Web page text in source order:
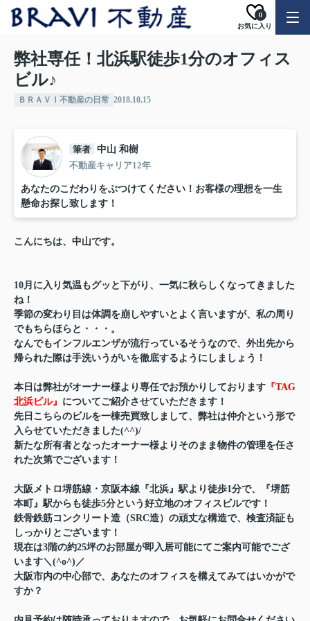
お気に入り
0
弊社専任！北浜駅徒歩1分のオフィス
ビル♪
ＢＲＡＶＩ不動産の日常 2018.10.15
筆者 中山 和樹
不動産キャリア12年
あなたのこだわりをぶつけてください！お客様の理想を一生
懸命お探し致します！
こんにちは、中山です。
10月に入り気温もグッと下がり、一気に秋らしくなってきました
ね！
季節の変わり目は体調を崩しやすいとよく言いますが、私の周り
でもちらほらと・・・。
なんでもインフルエンザが流行っているそうなので、外出先から
帰られた際は手洗いうがいを徹底するようにしましょう！
本日は弊社がオーナー様より専任でお預かりしております 『TAG
北浜ビル』 についてご紹介させていただきます！
先日こちらのビルを一棟売買致しまして、弊社は仲介という形で
入らせていただきました(^^)/
新たな所有者となったオーナー様よりそのまま物件の管理を任さ
れた次第でございます！
大阪メトロ堺筋線・京阪本線『北浜』駅より徒歩1分で、『堺筋
本町』駅からも徒歩5分という好立地のオフィスビルです！
鉄骨鉄筋コンクリート造（SRC造）の頑丈な構造で、検査済証も
しっかりとございます！
現在は3階の約25坪のお部屋が即入居可能にてご案内可能でござ
います＼(^o^)／
大阪市内の中心部で、あなたのオフィスを構えてみてはいかがで
すか？